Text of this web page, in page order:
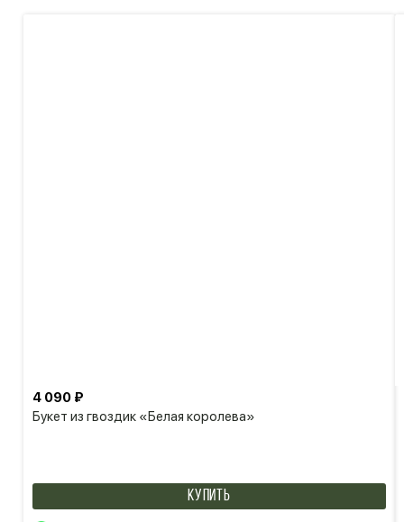
Букет из гвоздик «Белая королева»
4 090 ₽
КУПИТЬ